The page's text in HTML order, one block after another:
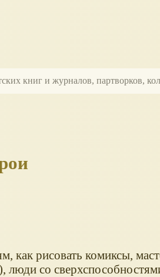
книг и журналов, партворков,
как рисовать комиксы,
люди со